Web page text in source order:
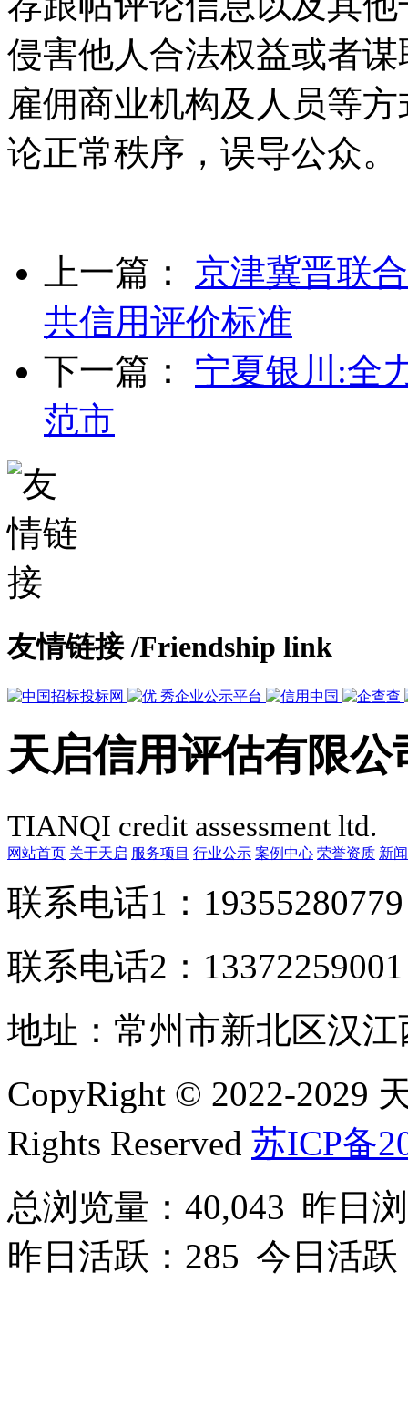
侵害他人合法权益或者
雇佣商业机构及人员等
论正常秩序，误导公众。
上一篇： 京津冀晋联
共信用评价标准
下一篇： 宁夏银川:全
范市
友情链接/Friendship link
天启信用评估有限公
TIANQI credit assessment ltd.
网站首页 关于天启 服务项目 行业公示 案例中心 荣誉资质 新
联系电话1：
联系电话2：
地址：常州市新北区汉江
CopyRight © 2022-2029
Rights Reserved 苏ICP备
总浏览量：40,043 昨日
昨日活跃：285 今日活跃